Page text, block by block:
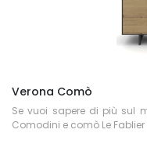
Verona Comò
Se vuoi sapere di più sul
Comodini e comò Le